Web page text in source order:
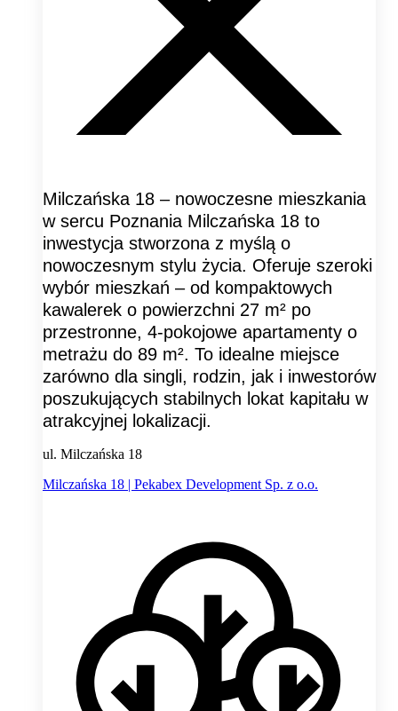
Milczańska 18 – nowoczesne mieszkania
w sercu Poznania Milczańska 18 to
inwestycja stworzona z myślą o
nowoczesnym stylu życia. Oferuje szeroki
wybór mieszkań – od kompaktowych
kawalerek o powierzchni 27 m² po
przestronne, 4-pokojowe apartamenty o
metrażu do 89 m². To idealne miejsce
zarówno dla singli, rodzin, jak i inwestorów
poszukujących stabilnych lokat kapitału w
atrakcyjnej lokalizacji.
ul. Milczańska 18
Milczańska 18 | Pekabex Development Sp. z o.o.